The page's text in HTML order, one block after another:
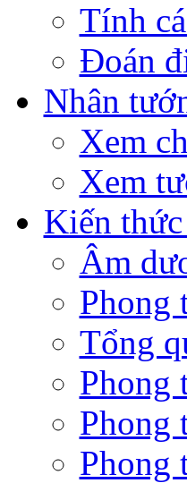
Tính
Đoán
Nhân
Xem
Xem
Kiến
Âm
Phong
Tổng
Phong
Phong
Phong